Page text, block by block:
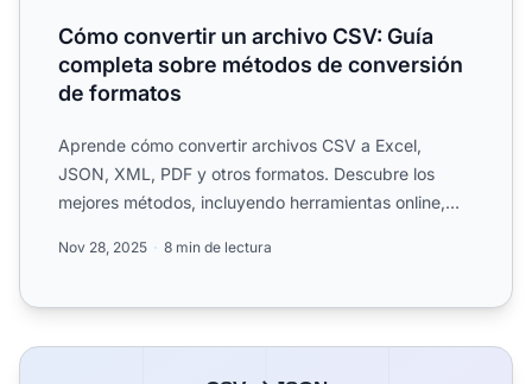
Cómo convertir un archivo CSV: Guía
completa sobre métodos de conversión
de formatos
Aprende cómo convertir archivos CSV a Excel,
JSON, XML, PDF y otros formatos. Descubre los
mejores métodos, incluyendo herramientas online,
Nov 28, 2025 8 min de lectura
Convertidor CSV a JSON - Convertir CSV y JSON